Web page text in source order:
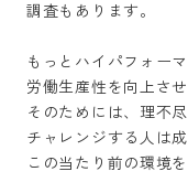
調査もあります。
もっとハイパフォー
労働生産性を向上さ
そのためには、理不
チャレンジする人は
この当たり前の環境